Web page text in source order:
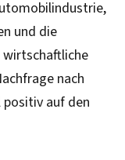
und die
nach
auf den